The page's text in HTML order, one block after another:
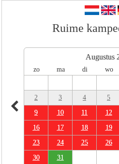
Ruime
Augustus
zo ma di wo
2 3 4 5
9 10 11 12
16 17 18 19
23 24 25 26
30 31